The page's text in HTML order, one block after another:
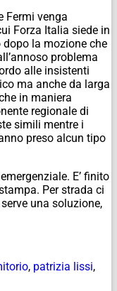
Fermi venga
Forza Italia siede in
la mozione che
problema
alle insistenti
ma anche da larga
in maniera
regionale di
simili mentre i
preso alcun tipo
E’ finito
Per strada ci
una soluzione,
, patrizia lissi,